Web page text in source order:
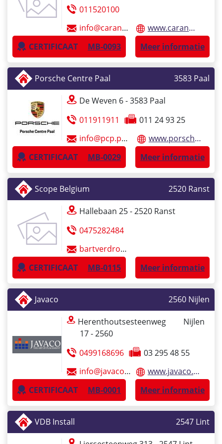
011520100
info@carandco.be
www.carandco.be
CERTIFICAAT MB-0093 Meer informatie
Porsche Centre Paal 3583 Paal
De Weven 6 - 3583 Paal
011911911
011 24 93 25
info@pcp.porsche.be
www.porsche.com/belgium-geel/
CERTIFICAAT MB-0029 Meer informatie
Scope Belgium 2520 Ranst
Hallebaan 25- 2520 Ranst
0475282484
bartverdroncken@belgacom.net
CERTIFICAAT MB-0115 Meer informatie
Javaco 2560 Nijlen
Herenthoutsesteenweg
17 - 2560
Nijlen
0499168696
03 295 48 55
info@javaco.be
www.javaco.be
CERTIFICAAT MB-0001 Meer informatie
VDB Install 2547 Lint